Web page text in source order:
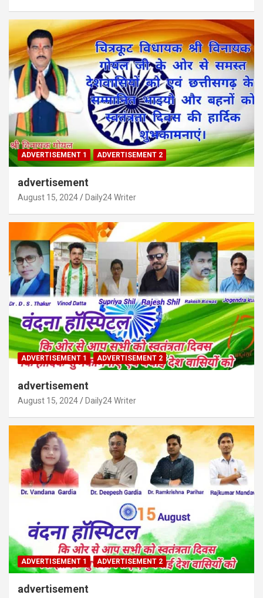
ADVERTISEMENT 1 ADVERTISEMENT 2
advertisement
August 15, 2024 Daily24 Writer
ADVERTISEMENT 1 ADVERTISEMENT 2
advertisement
August 15, 2024 Daily24 Writer
ADVERTISEMENT 1 ADVERTISEMENT 2
advertisement